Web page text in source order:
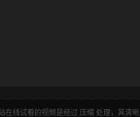
在线试看的视频是经过 压缩 处理，其清